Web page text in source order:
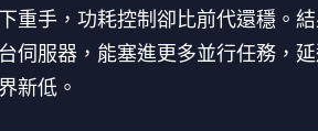
重手，功耗控制卻比前代還穩。
伺服器，能塞進更多並行任務，
新低。